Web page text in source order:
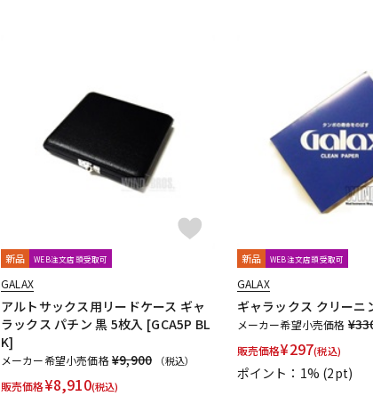
新品 WEB注文店頭受取可
GALAX
アルトサックス用リードケース ギャ
ラックス パチン 黒 5枚入 [GCA5P BL
K]
メーカー希望小売価格¥9,900 （税込）
販売価格¥8,910(税込)
新品 WEB注文店頭受取可
GALAX
ギャラックス クリーニ
メーカー希望小売価格
販売価格¥297(税込)
ポイント：1% (2pt)